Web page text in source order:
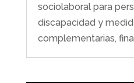
sociolaboral para
discapacidad y
complementarias,